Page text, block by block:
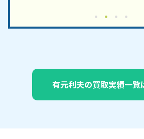
有元利夫の買取実績一覧